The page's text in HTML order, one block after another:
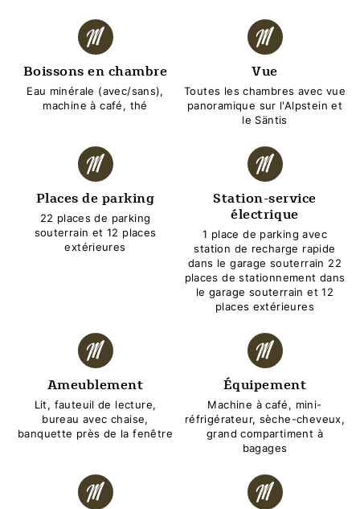
Boissons en chambre
Eau minérale (avec/sans),
machine à café, thé
Vue
Toutes les chambres avec vue
panoramique sur l'Alpstein et
le Säntis
Places de parking
22 places de parking
souterrain et 12 places
extérieures
Station-service
électrique
1 place de parking avec
station de recharge rapide
dans le garage souterrain 22
places de stationnement dans
le garage souterrain et 12
places extérieures
Ameublement
Lit, fauteuil de lecture,
bureau avec chaise,
banquette près de la fenêtre
Équipement
Machine à café, mini-
réfrigérateur, sèche-cheveux,
grand compartiment à
bagages